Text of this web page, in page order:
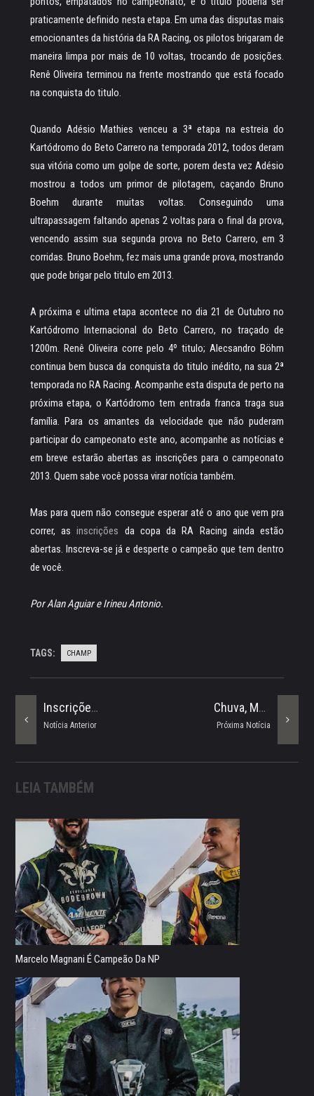
praticamente definido nesta etapa. Em uma das disputas mais
emocionantes da história da RA Racing, os pilotos brigaram de
maneira limpa por mais de 10 voltas, trocando de posições.
Renê Oliveira terminou na frente mostrando que está focado
na conquista do titulo.
Quando Adésio Mathies venceu a 3ª etapa na estreia do
Kartódromo do Beto Carrero na temporada 2012, todos deram
sua vitória como um golpe de sorte, porem desta vez Adésio
mostrou a todos um primor de pilotagem, caçando Bruno
Boehm durante muitas voltas. Conseguindo uma
ultrapassagem faltando apenas 2 voltas para o final da prova,
vencendo assim sua segunda prova no Beto Carrero, em 3
corridas. Bruno Boehm, fez mais uma grande prova, mostrando
que pode brigar pelo titulo em 2013.
A próxima e ultima etapa acontece no dia 21 de Outubro no
Kartódromo Internacional do Beto Carrero, no traçado de
1200m. Renê Oliveira corre pelo 4º titulo; Alecsandro Böhm
continua bem busca da conquista do titulo inédito, na sua 2ª
temporada no RA Racing. Acompanhe esta disputa de perto na
próxima etapa, o Kartódromo tem entrada franca traga sua
família. Para os amantes da velocidade que não puderam
participar do campeonato este ano, acompanhe as notícias e
em breve estarão abertas as inscrições para o campeonato
2013. Quem sabe você possa virar notícia também.
Mas para quem não consegue esperar até o ano que vem pra
correr, asinscrições da copa da RA Racing ainda estão
abertas. Inscreva-se já e desperte o campeão que tem dentro
de você.
Por Alan Aguiar e Irineu Antonio.
TAGS: CHAMP
Chuva, Mais Velocidade, É Igual A Emoção!
Próxima Notícia
Inscrições Abertas Para A RA RACING CUP R2
Notícia Anterior
LEIA TAMBÉM
Marcelo Magnani É Campeão Da NP